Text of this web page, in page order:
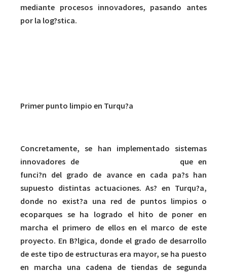
mediante procesos innovadores, pasando antes
por la log?stica.
Primer punto limpio en Turqu?a
Concretamente, se han implementado sistemas
innovadores de
que en
funci?n del grado de avance en cada pa?s han
supuesto distintas actuaciones. As? en Turqu?a,
donde no exist?a una red de puntos limpios o
ecoparques se ha logrado el hito de poner en
marcha el primero de ellos en el marco de este
proyecto. En B?lgica, donde el grado de desarrollo
de este tipo de estructuras era mayor, se ha puesto
en marcha una cadena de tiendas de segunda